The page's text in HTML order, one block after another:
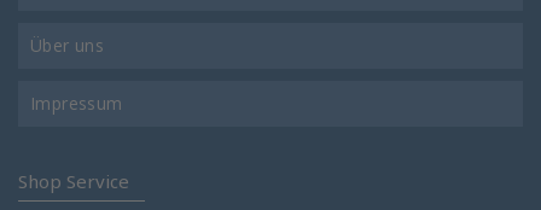
Über uns
Impressum
Shop Service